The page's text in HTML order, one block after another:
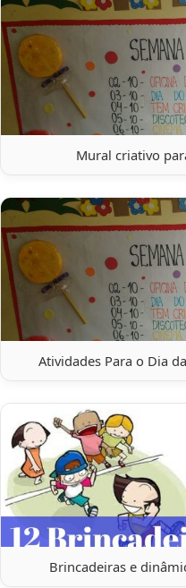
Mural criativo
Atividades Para o Dia
Brincadeiras e